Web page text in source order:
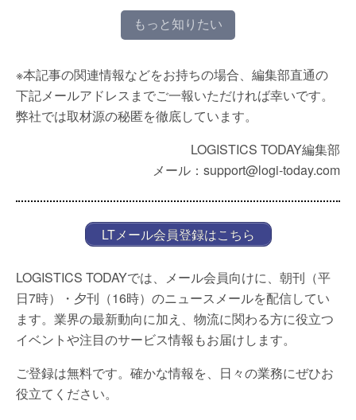
もっと知りたい
※本記事の関連情報などをお持ちの場合、編集部直通の
下記メールアドレスまでご一報いただければ幸いです。
弊社では取材源の秘匿を徹底しています。
LOGISTICS TODAY編集部
メール：support@logi-today.com
LTメール会員登録はこちら
LOGISTICS TODAYでは、メール会員向けに、朝刊（平
日7時）・夕刊（16時）のニュースメールを配信してい
ます。業界の最新動向に加え、物流に関わる方に役立つ
イベントや注目のサービス情報もお届けします。
ご登録は無料です。確かな情報を、日々の業務にぜひお
役立てください。